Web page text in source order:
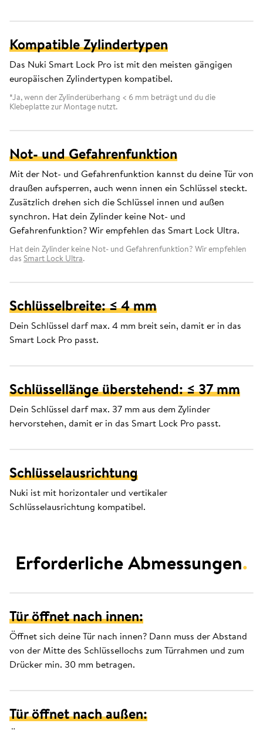
Kompatible Zylindertypen
Das Nuki Smart Lock Pro ist mit den meisten gängigen
europäischen Zylindertypen kompatibel.
*Ja, wenn der Zylinderüberhang < 6 mm beträgt und du die
Klebeplatte zur Montage nutzt.
Not- und Gefahrenfunktion
Mit der Not- und Gefahrenfunktion kannst du deine Tür von
draußen aufsperren, auch wenn innen ein Schlüssel steckt.
Zusätzlich drehen sich die Schlüssel innen und außen
synchron. Hat dein Zylinder keine Not- und
Gefahrenfunktion? Wir empfehlen das Smart Lock Ultra.
Hat dein Zylinder keine Not- und Gefahrenfunktion? Wir empfehlen
das Smart Lock Ultra.
Schlüsselbreite: ≤ 4 mm
Dein Schlüssel darf max. 4 mm breit sein, damit er in das
Smart Lock Pro passt.
Schlüssellänge überstehend: ≤ 37 mm
Dein Schlüssel darf max. 37 mm aus dem Zylinder
hervorstehen, damit er in das Smart Lock Pro passt.
Schlüsselausrichtung
Nuki ist mit horizontaler und vertikaler
Schlüsselausrichtung kompatibel.
Erforderliche Abmessungen.
Tür öffnet nach innen:
Öffnet sich deine Tür nach innen? Dann muss der Abstand
von der Mitte des Schlüssellochs zum Türrahmen und zum
Drücker min. 30 mm betragen.
Tür öffnet nach außen: